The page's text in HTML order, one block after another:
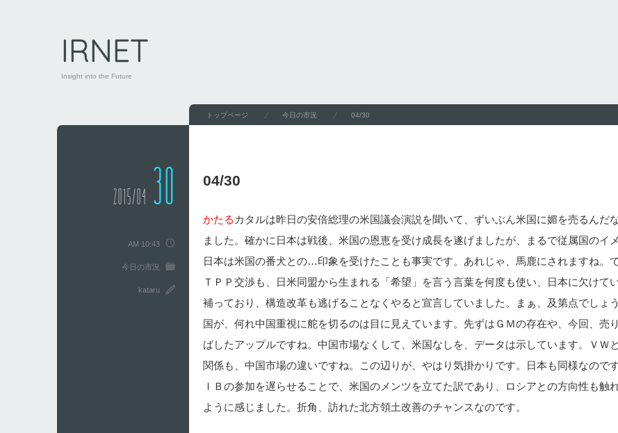
IRNET
Insight into the Future
トップページ 今日の市況 04/30
04/30
2015/04 30
AM 10:43
今日の市況
kataru
かたる カタルは昨日の安倍総理の米国議会演説を聞いて、ずいぶん米国に媚を売るんだ
ました。確かに日本は戦後、米国の恩恵を受け成長を遂げましたが、まるで従属国のイメ
日本は米国の番犬との…印象を受けたことも事実です。あれじゃ、馬鹿にされますね。
ＴＰＰ交渉も、日米同盟から生まれる「希望」を言う言葉を何度も使い、日本に欠けて
補っており、構造改革も逃げることなくやると宣言していました。まぁ、及第点でしょ
国が、何れ中国重視に舵を切るのは目に見えています。先ずはＧＭの存在や、今回、売
ばしたアップルですね。中国市場なくして、米国なしを、データは示しています。ＶＷ
関係も、中国市場の違いですね。この辺りが、やはり気掛かりです。日本も同様なので
ＩＢの参加を遅らせることで、米国のメンツを立てた訳であり、ロシアとの方向性も触
ように感じました。折角、訪れた北方領土改善のチャンスなのです。